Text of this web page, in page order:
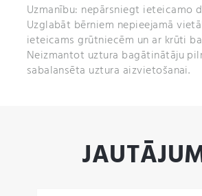
Uzmanību: nepārsniegt ieteicamo
Uzglabāt bērniem nepieejamā
ieteicams grūtniecēm un ar krūti
Neizmantot uztura bagātinātāju
sabalansēta uztura aizvietošanai.